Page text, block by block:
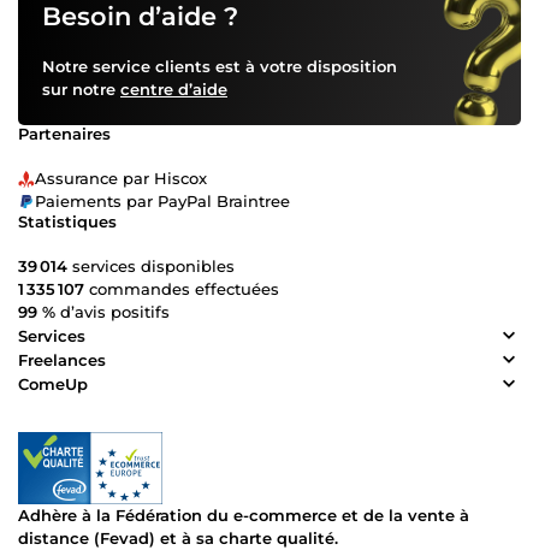
Besoin d’aide ?
Notre service clients est à votre disposition
sur notre centre d’aide
Partenaires
Assurance par Hiscox
Paiements par PayPal Braintree
Statistiques
39 014 services disponibles
1 335 107 commandes effectuées
99 % d’avis positifs
Services
Freelances
ComeUp
Adhère à la Fédération du e-commerce et de la vente à
distance (Fevad) et à sa charte qualité.